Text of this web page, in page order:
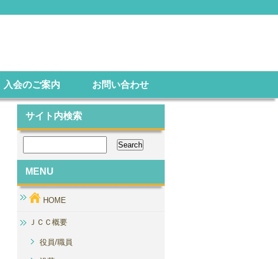
入会のご案内 お問い合わせ
サイト内検索
MENU
HOME
ＪＣＣ概要
役員/職員